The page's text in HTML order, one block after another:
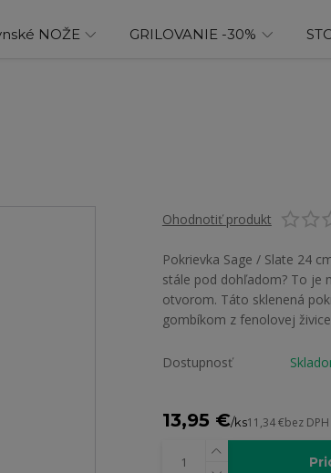
NOŽE GRILOVANIE -30%
Ohodnotiť produkt
Pokrievka Sage / Slate 24
stále pod dohľadom? To je
otvorom. Táto sklenená
gombíkom z fenolovej
Dostupnosť
13,95 €/ks11,34 €bez DPH